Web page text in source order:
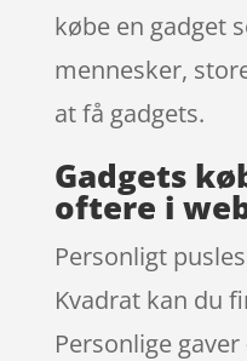
købe en gadget
mennesker,
at få gadgets.
Gadgets
oftere i
Personligt
Kvadrat kan du
Personlige